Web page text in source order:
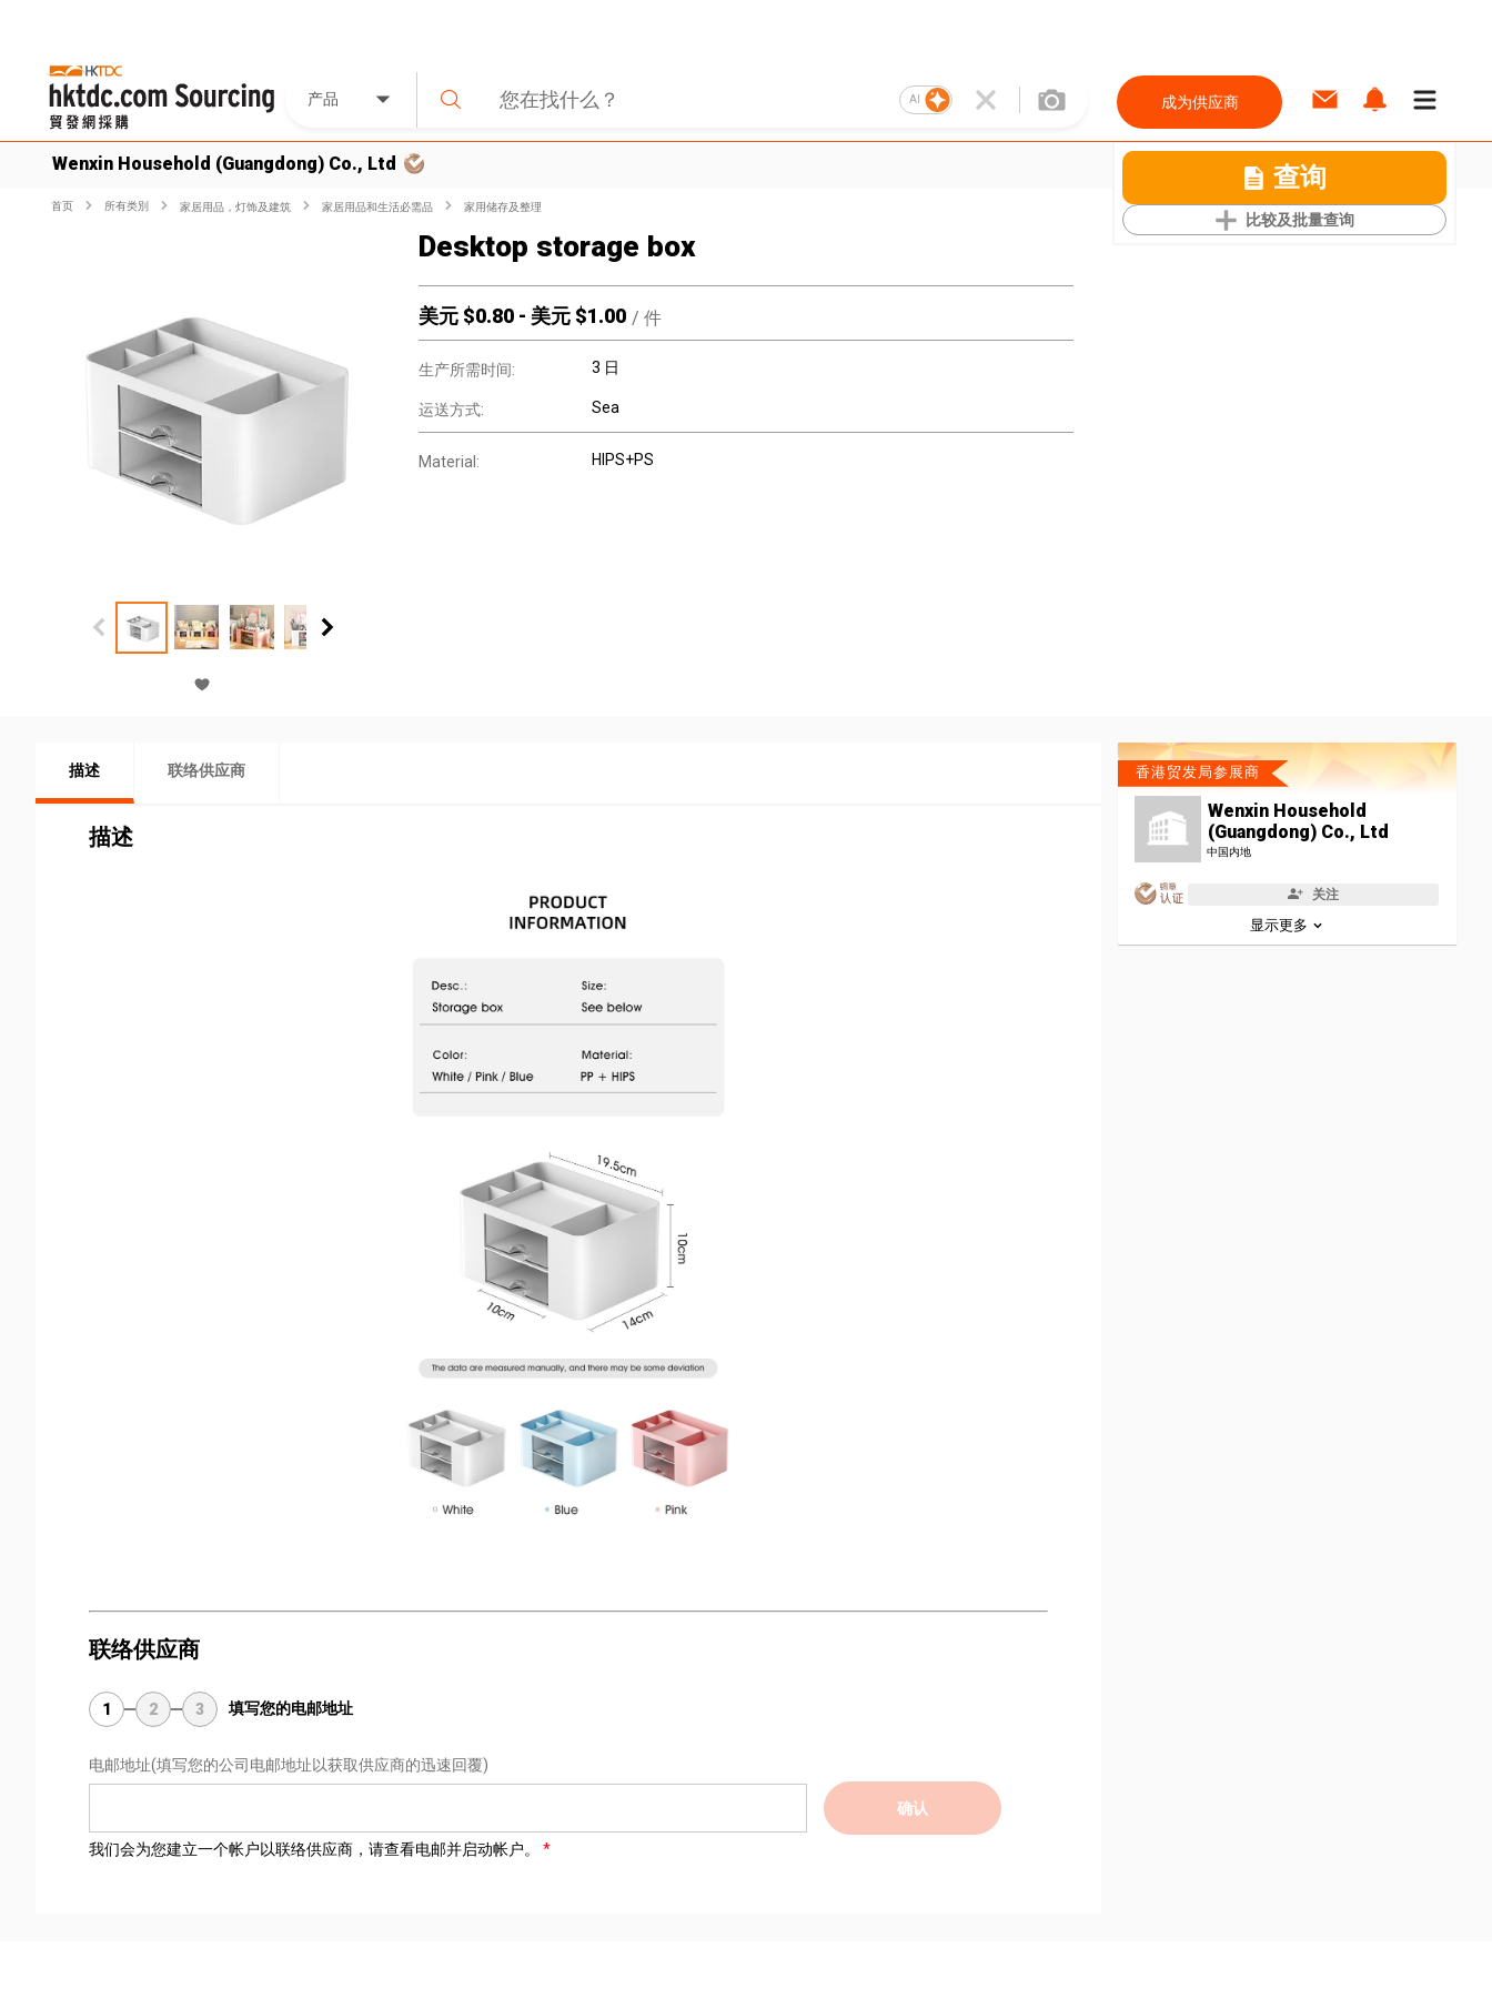
产品 AI 成为供应商
Wenxin Household (Guangdong) Co., Ltd 查询
比较及批量查询
首页 所有类別 家居用品，灯饰及建筑 家居用品和生活必需品 家用储存及整理
Desktop storage box
美元 $0.80 - 美元 $1.00 / 件
生产所需时间: 3 日
运送方式: Sea
Material: HIPS+PS
描述 联络供应商
描述
联络供应商
1 2 3 填写您的电邮地址
电邮地址(填写您的公司电邮地址以获取供应商的迅速回覆)
确认
我们会为您建立一个帐户以联络供应商，请查看电邮并启动帐户。
香港贸发局参展商
Wenxin Household
(Guangdong) Co., Ltd
中国内地
关注
显示更多